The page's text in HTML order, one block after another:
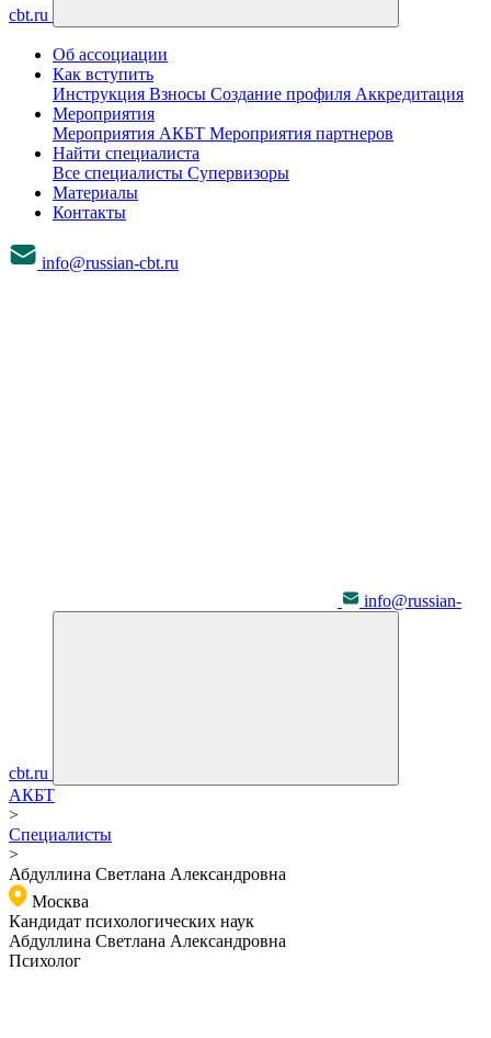
cbt.ru
Об ассоциации
Как вступить
Инструкция Взносы Создание профиля Аккредитация
Мероприятия
Мероприятия АКБТ Мероприятия партнеров
Найти специалиста
Все специалисты Супервизоры
Материалы
Контакты
info@russian-cbt.ru
info@russian-
cbt.ru
АКБТ
>
Специалисты
>
Абдуллина Светлана Александровна
Москва
Кандидат психологических наук
Абдуллина Светлана Александровна
Психолог